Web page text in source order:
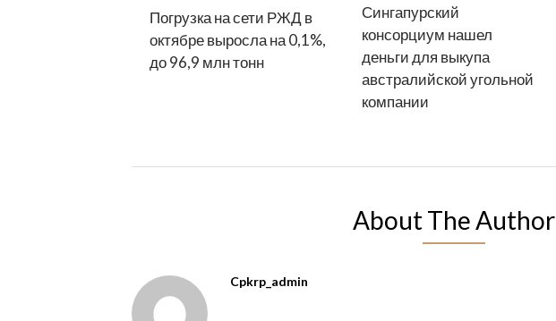
Погрузка на сети РЖД в
октябре выросла на 0,1%,
до 96,9 млн тонн
Сингапурский
консорциум нашел
деньги для выкупа
австралийской угольной
компании
About The Author
Cpkrp_admin